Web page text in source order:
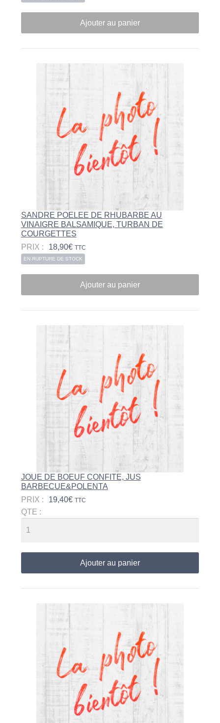
Ajouter au panier
SANDRE POELEE DE RHUBARBE AU
VINAIGRE BALSAMIQUE, TURBAN DE
COURGETTES
PRIX :
18,90€ TTC
EN RUPTURE DE STOCK
Ajouter au panier
JOUE DE BOEUF CONFITE, JUS
BARBECUE&POLENTA
PRIX :
19,40€ TTC
QTE :
Ajouter au panier